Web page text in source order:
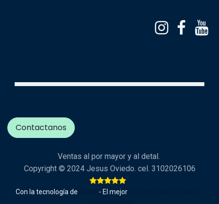
Contactanos
Ventas al por mayor y al detal.
Copyright © 2024 Jesus Oviedo. cel. 3102026106
Con la tecnología de - El mejor